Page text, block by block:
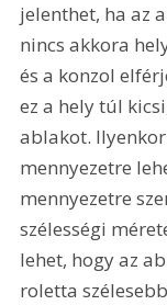
jelenthet, ha az
nincs akkora
és a konzol
ez a hely túl
ablakot.
mennyezetre
mennyezetre
szélességi
lehet, hogy az
roletta